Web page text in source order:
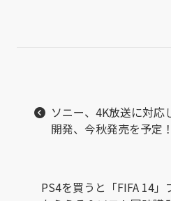
ソニー、4K放送に対応
開発、今秋発売を予定！
PS4を買うと「FIFA 14